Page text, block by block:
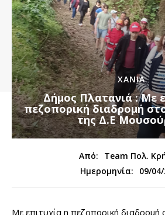
ΧΑΝΙΑ
Δήμος Πλατανιά : Με
πεζοπορική διαδρομή
της Δ.Ε
Από:
Team Πολ.
Ημερομηνία:
09/
Με επιτυχία η πεζοπορική διαδρομή